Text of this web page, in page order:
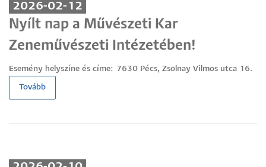
2026-02-12
Nyílt nap a Művészeti Kar
Zeneművészeti Intézetében!
Esemény helyszíne és címe: 7630 Pécs, Zsolnay Vilmos utca 16.
Tovább